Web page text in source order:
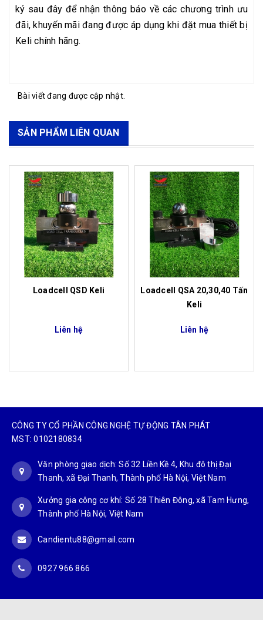
ký sau đây để nhận thông báo về các chương trình ưu
đãi, khuyến mãi đang được áp dụng khi đặt mua thiết bị
Keli chính hãng.
Bài viết đang được cập nhật.
SẢN PHẨM LIÊN QUAN
Loadcell QSD Keli
Liên hệ
Loadcell QSA 20,30,40 Tấn
Keli
Liên hệ